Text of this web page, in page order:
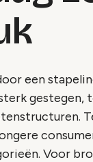
een
Voor